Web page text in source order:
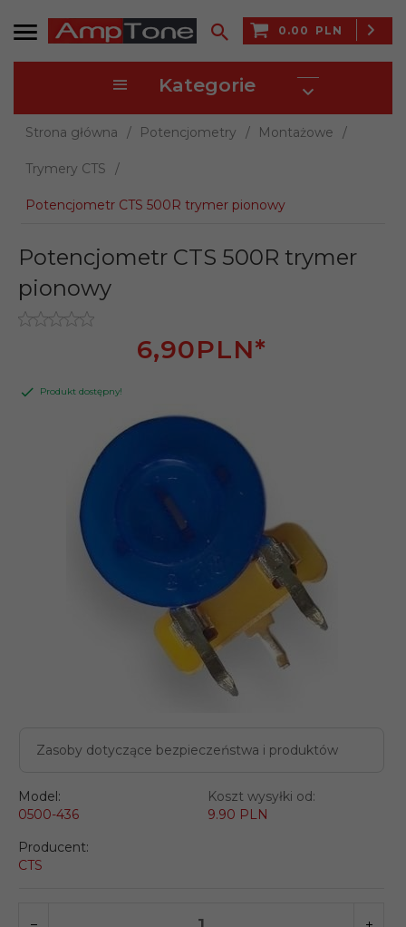
0.00 PLN
Kategorie
Strona główna Potencjometry Montażowe
Trymery CTS
Potencjometr CTS 500R trymer pionowy
Zasoby dotyczące bezpieczeństwa i produktów
Potencjometr CTS 500R trymer
pionowy
6,90PLN*
Produkt dostępny!
Model:
0500-436
Koszt wysyłki od:
9.90 PLN
Producent:
CTS